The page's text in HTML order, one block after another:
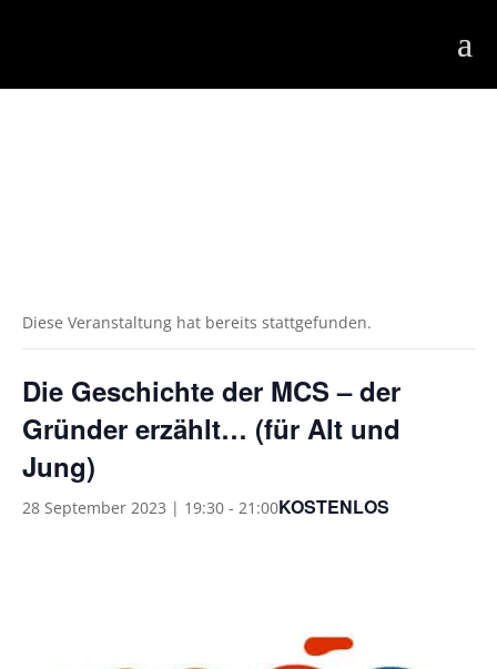
Diese Veranstaltung hat bereits stattgefunden.
Die Geschichte der MCS – der
Gründer erzählt… (für Alt und
Jung)
28 September 2023 | 19:30 - 21:00KOSTENLOS